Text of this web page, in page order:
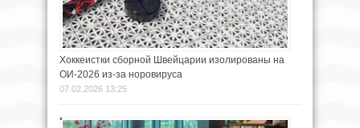
Хоккеистки сборной Швейцарии изолированы на
ОИ-2026 из-за норовируса
07.02.2026 13:25